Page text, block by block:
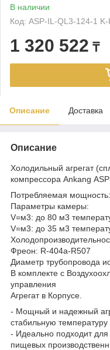
В наличии
Код: ASP-IL-QL3-124-1 K-
1 320 522 ₸
Описание Доставка
Описание
Холодильный агрегат
компрессора Ankang
Потребляемая
Параметры камеры:
V=м3: до 80 м3
V=м3: до 35 м3
Фреон: R-404a-R507
Диаметр трубопровода
В комплекте с
управления
Агрегат в Корпусе.
- Мощный и надежный
стабильную
- Идеально подходит для
пищевых